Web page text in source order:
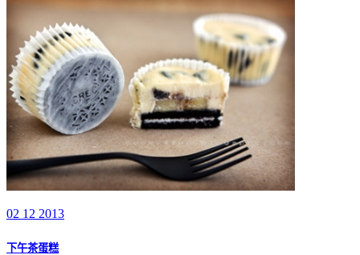
02 12 2013
下午茶蛋糕